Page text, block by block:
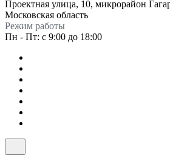
Проектная улица, 10, микрорайон
Московская область
Режим работы
Пн - Пт: с 9:00 до 18:00